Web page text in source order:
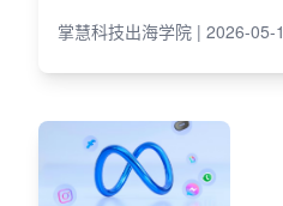
掌慧科技出海学院 | 2026-05-